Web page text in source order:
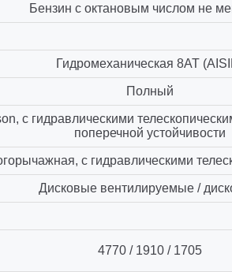
Бензин с октановым числом не
Гидромеханическая 8AT
Полный
с гидравлическими
поперечной устойчивости
с гидравлическими
Дисковые вентилируемые /
4770 / 1910 / 1705